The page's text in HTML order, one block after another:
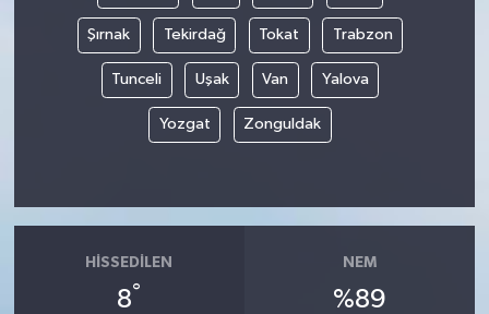
Şırnak Tekirdağ Tokat Trabzon
Tunceli Uşak Van Yalova
Yozgat Zonguldak
HISSEDILEN
8°
NEM
%89